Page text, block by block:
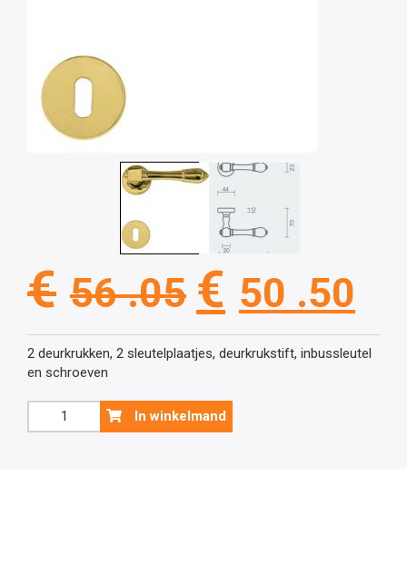
€ 56 .05
prijs
was:
€ 50 .50
2 deurkrukken, 2 sleutelplaatjes, deurkrukstift, inbussleutel
en schroeven
Koper
deurklink
In winkelmand